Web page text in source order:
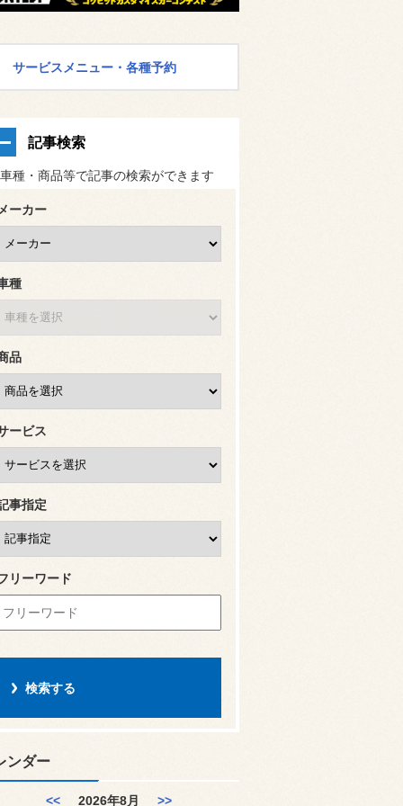
サービスメニュー・各種予約
記事検索
種・商品等で記事の検索ができます
ーカー
種
品
ービス
事指定
リーワード
ンダー
<< 2026年8月 >>